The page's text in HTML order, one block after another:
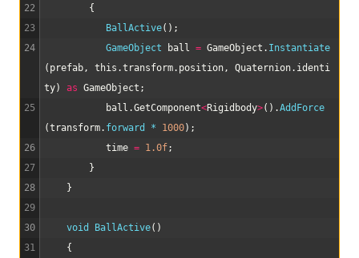
22
23
24
25
26
27
28
29
30
31
{
BallActive( ) ;
GameObject
ball = GameObject . Instantiate
( prefab , this .transform. position , Quaternion. identi
ty) as GameObject ;
ball .GetComponent<Rigidbody>( ) .AddForce
(transform. forward * 1000) ;
time = 1.0f;
}
}
void BallActive( )
{